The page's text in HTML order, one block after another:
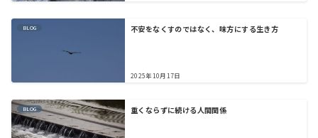
BLOG 不安をなくすのではなく、味方にする生き方
2025年10月17日
BLOG 重くならずに続ける人間関係